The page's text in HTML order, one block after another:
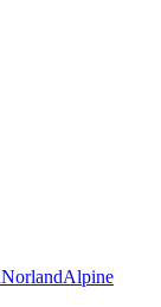
NorlandAlpine